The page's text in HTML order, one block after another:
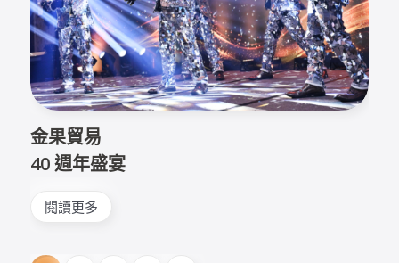
金果貿易
40 週年盛宴
閱讀更多